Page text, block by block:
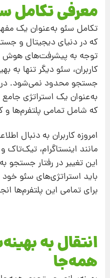
معرفی تکامل
تکامل سئو به‌عنوان یک
که در دنیای دیجیتال و
توجه به پیشرفت‌های هوش
کاربران، سئو دیگر تنها به
جستجو محدود نمی‌شود. در
به‌عنوان یک استراتژی جامع
که شامل تمامی پلتفرم‌ها و
امروزه کاربران به دنبال
مانند اینستاگرام،
این تغییر در رفتار جستجو
باید استراتژی‌های سئو
برای تمامی این پلتفرم‌ها
انتقال به
همه‌جا